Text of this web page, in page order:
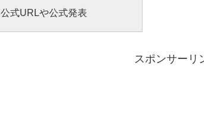
公式URLや公式発表
スポンサーリ